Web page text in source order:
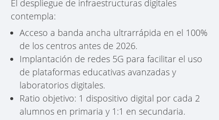
El despliegue de infraestructuras digitales
contempla:
Acceso a banda ancha ultrarrápida en el 100%
de los centros antes de 2026.
Implantación de redes 5G para facilitar el uso
de plataformas educativas avanzadas y
laboratorios digitales.
Ratio objetivo: 1 dispositivo digital por cada 2
alumnos en primaria y 1:1 en secundaria.